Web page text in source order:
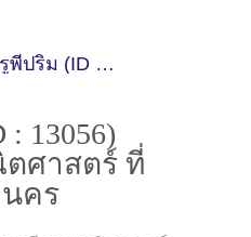
: 13056) สอนวิชาคณิตศาสตร์ ที่กรุงเทพมหานคร
13056)
ศาสตร์ ที่
คร